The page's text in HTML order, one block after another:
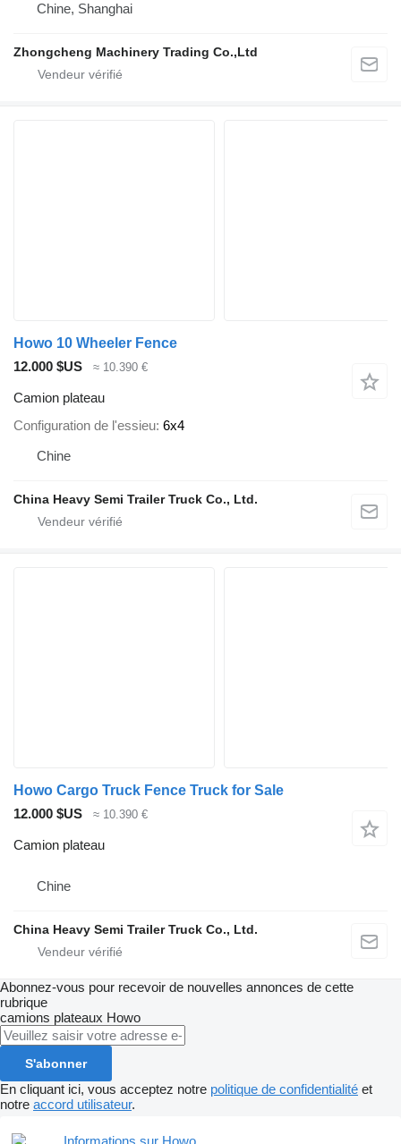
Chine, Shanghai
Zhongcheng Machinery Trading Co.,Ltd
Howo 10 Wheeler Fence
12.000 $US
≈ 10.390 €
Camion plateau
Configuration de l'essieu 6x4
Chine
China Heavy Semi Trailer Truck Co., Ltd.
Howo Cargo Truck Fence Truck for Sale
12.000 $US
≈ 10.390 €
Camion plateau
Chine
China Heavy Semi Trailer Truck Co., Ltd.
Abonnez-vous pour recevoir de nouvelles annonces de cette
rubrique
camions plateaux Howo
S'abonner
En cliquant ici, vous acceptez notre politique de confidentialité et
notre accord utilisateur.
Informations sur Howo